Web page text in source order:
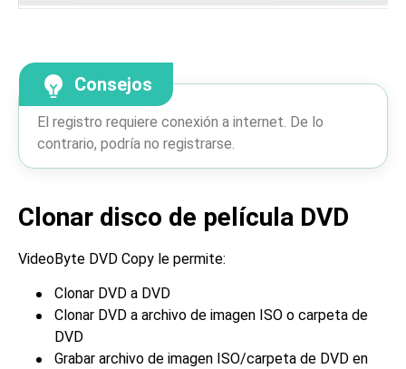
Consejos
El registro requiere conexión a internet. De lo
contrario, podría no registrarse.
Clonar disco de película DVD
VideoByte DVD Copy le permite:
Clonar DVD a DVD
Clonar DVD a archivo de imagen ISO o carpeta de
DVD
Grabar archivo de imagen ISO/carpeta de DVD en